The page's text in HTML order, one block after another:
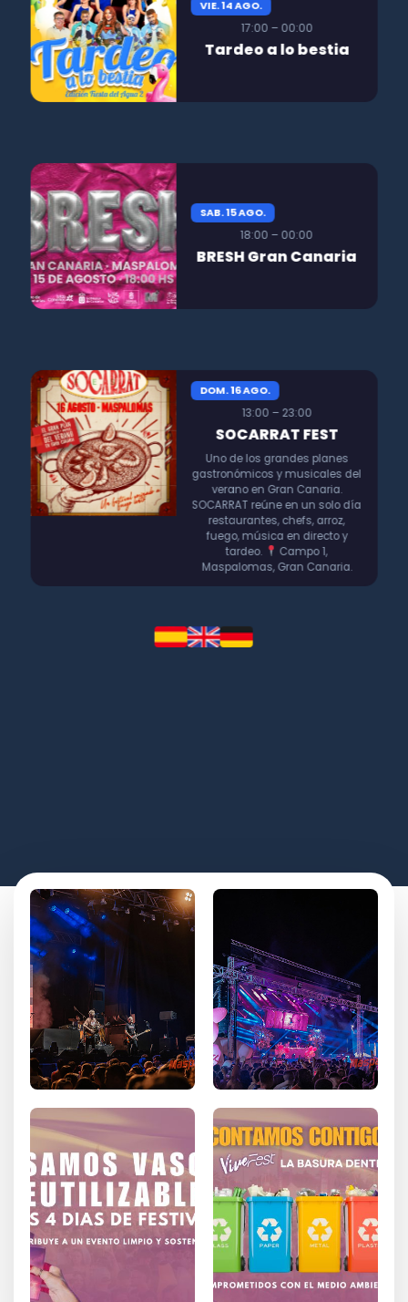
VIE. 14 AGO.
17:00 – 00:00
Tardeo a lo bestia
SAB. 15 AGO.
18:00 – 00:00
BRESH Gran Canaria
DOM. 16 AGO.
13:00 – 23:00
SOCARRAT FEST
Uno de los grandes planes
gastronómicos y musicales del
verano en Gran Canaria.
SOCARRAT reúne en un solo día
restaurantes, chefs, arroz,
fuego, música en directo y
tardeo.
Campo 1,
Maspalomas, Gran Canaria.